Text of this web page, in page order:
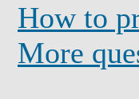
How to
More